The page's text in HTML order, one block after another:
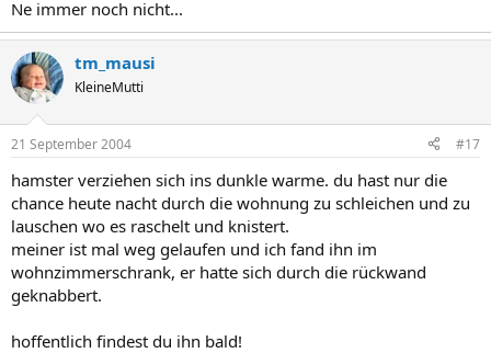
Ne immer noch nicht...
tm_mausi
KleineMutti
21 September 2004 #17
hamster verziehen sich ins dunkle warme. du hast nur die
chance heute nacht durch die wohnung zu schleichen und zu
lauschen wo es raschelt und knistert.
meiner ist mal weg gelaufen und ich fand ihn im
wohnzimmerschrank, er hatte sich durch die rückwand
geknabbert.
hoffentlich findest du ihn bald!